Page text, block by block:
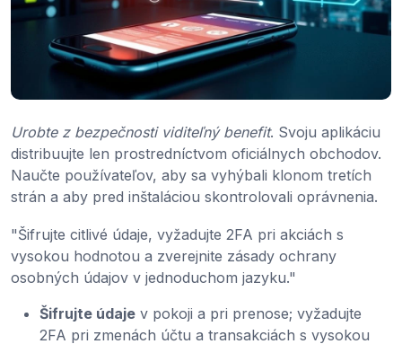
Urobte z bezpečnosti viditeľný benefit. Svoju aplikáciu
distribuujte len prostredníctvom oficiálnych obchodov.
Naučte používateľov, aby sa vyhýbali klonom tretích
strán a aby pred inštaláciou skontrolovali oprávnenia.
"Šifrujte citlivé údaje, vyžadujte 2FA pri akciách s
vysokou hodnotou a zverejnite zásady ochrany
osobných údajov v jednoduchom jazyku."
Šifrujte údaje v pokoji a pri prenose; vyžadujte
2FA pri zmenách účtu a transakciách s vysokou